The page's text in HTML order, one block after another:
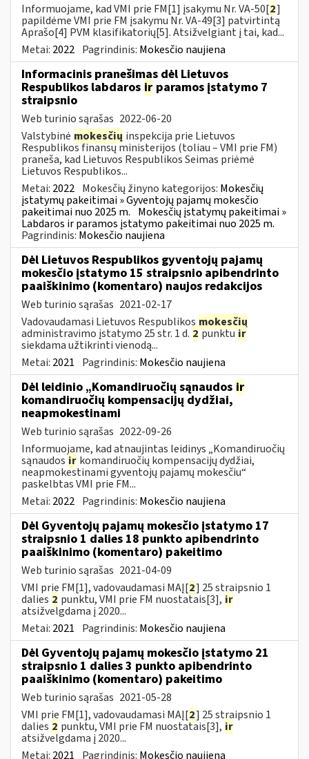
Informuojame, kad VMI prie FM[1] įsakymu Nr. VA-50[2]
papildėme VMI prie FM įsakymu Nr. VA-49[3] patvirtintą
Aprašo[4] PVM klasifikatorių[5]. Atsižvelgiant į tai, kad...
Metai: 2022 Pagrindinis: Mokesčio naujiena
Informacinis pranešimas dėl Lietuvos
Respublikos labdaros ir paramos įstatymo 7
straipsnio
Web turinio sąrašas 2022-06-20
Valstybinė mokesčių inspekcija prie Lietuvos
Respublikos finansų ministerijos (toliau – VMI prie FM)
praneša, kad Lietuvos Respublikos Seimas priėmė
Lietuvos Respublikos...
Metai: 2022 Mokesčių žinyno kategorijos: Mokesčių
įstatymų pakeitimai » Gyventojų pajamų mokesčio
pakeitimai nuo 2025 m. Mokesčių įstatymų pakeitimai »
Labdaros ir paramos įstatymo pakeitimai nuo 2025 m.
Pagrindinis: Mokesčio naujiena
Dėl Lietuvos Respublikos gyventojų pajamų
mokesčio įstatymo 15 straipsnio apibendrinto
paaiškinimo (komentaro) naujos redakcijos
Web turinio sąrašas 2021-02-17
Vadovaudamasi Lietuvos Respublikos mokesčių
administravimo įstatymo 25 str. 1 d. 2punktuir
siekdama užtikrinti vienodą...
Metai: 2021 Pagrindinis: Mokesčio naujiena
Dėl leidinio „Komandiruočių sąnaudos ir
komandiruočių kompensacijų dydžiai,
neapmokestinami
Web turinio sąrašas 2022-09-26
Informuojame, kad atnaujintas leidinys „Komandiruočių
sąnaudos ir komandiruočių kompensacijų dydžiai,
neapmokestinami gyventojų pajamų mokesčiu“
paskelbtas VMI prie FM...
Metai: 2022 Pagrindinis: Mokesčio naujiena
Dėl Gyventojų pajamų mokesčio įstatymo 17
straipsnio 1 dalies 18 punkto apibendrinto
paaiškinimo (komentaro) pakeitimo
Web turinio sąrašas 2021-04-09
VMI prie FM[1], vadovaudamasi MAĮ[2] 25 straipsnio 1
dalies 2 punktu, VMI prie FM nuostatais[3], ir
atsižvelgdama į 2020...
Metai: 2021 Pagrindinis: Mokesčio naujiena
Dėl Gyventojų pajamų mokesčio įstatymo 21
straipsnio 1 dalies 3 punkto apibendrinto
paaiškinimo (komentaro) pakeitimo
Web turinio sąrašas 2021-05-28
VMI prie FM[1], vadovaudamasi MAĮ[2] 25 straipsnio 1
dalies 2 punktu, VMI prie FM nuostatais[3], ir
atsižvelgdama į 2020...
Metai: 2021 Pagrindinis: Mokesčio naujiena